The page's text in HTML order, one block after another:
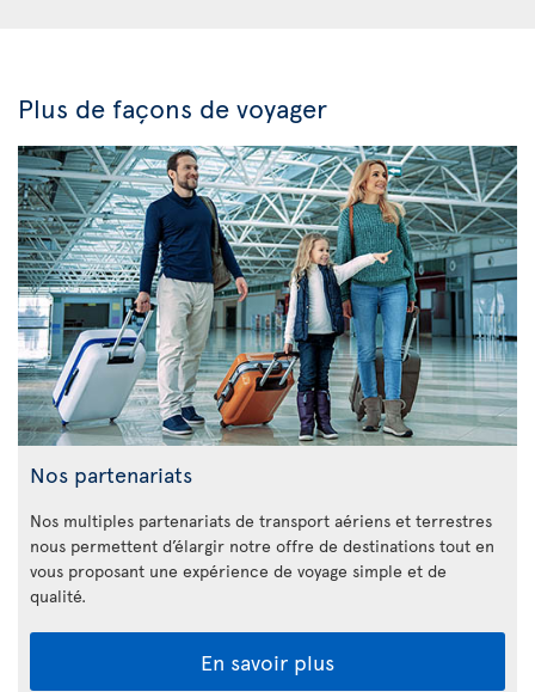
Plus de façons de voyager
Nos partenariats
Nos multiples partenariats de transport aériens et terrestres
nous permettent d’élargir notre offre de destinations tout en
vous proposant une expérience de voyage simple et de
qualité.
En savoir plus